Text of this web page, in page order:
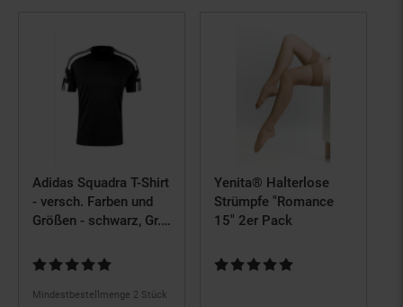
Adidas Squadra T-Shirt
- versch. Farben und
Größen - schwarz, Gr.
Kundenbewertung: 4,83 von 5 Sternen
Mindestbestellmenge 2 Stück
Yenita® Halterlose
Strümpfe "Romance
15" 2er Pack
Kundenbewertung: 5 von 5